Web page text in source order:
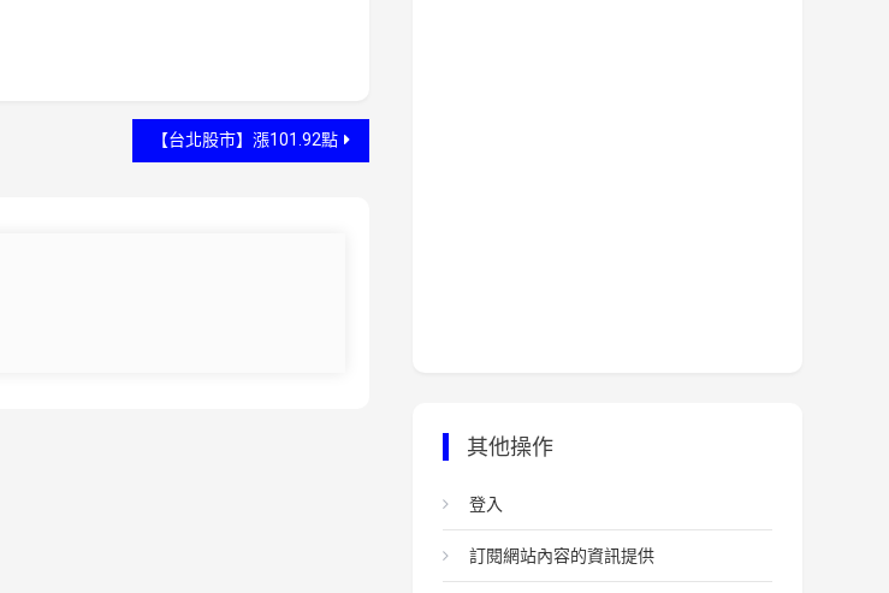
【台北股市】漲101.92點
其他操作
登入
訂閱網站內容的資訊提供